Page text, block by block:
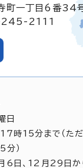
町一丁目6番34
245-2111
日
時15分まで（ただ
）
月6日、12月29日